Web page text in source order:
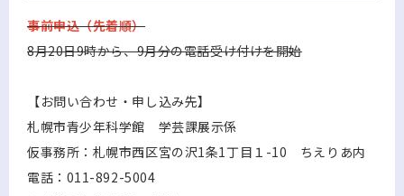
事前申込（先着順）
8月20日9時から、9月分の電話受け付けを開始
【お問い合わせ・申し込み先】
札幌市青少年科学館 学芸課展示係
仮事務所：札幌市西区宮の沢1条1丁目１-10 ちえりあ内
電話：011-892-5004